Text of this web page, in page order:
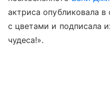
актриса опубликовала
с цветами и подписала
чудеса!».